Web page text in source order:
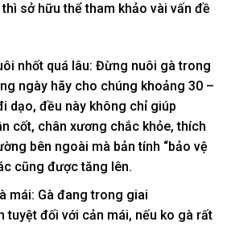
thì sở hữu thể tham khảo vài vấn đề
nhốt quá lâu: Đừng nuôi gà trong
ngày hãy cho chúng khoảng 30 –
dạo, đều này không chỉ giúp
cốt, chân xương chắc khỏe,thích
bên ngoài mà bản tính “bảo vệ
cũng đượctăng lên.
mái: Gà đang trong giai
tuyệt đối với cản mái, nếu ko gà rất